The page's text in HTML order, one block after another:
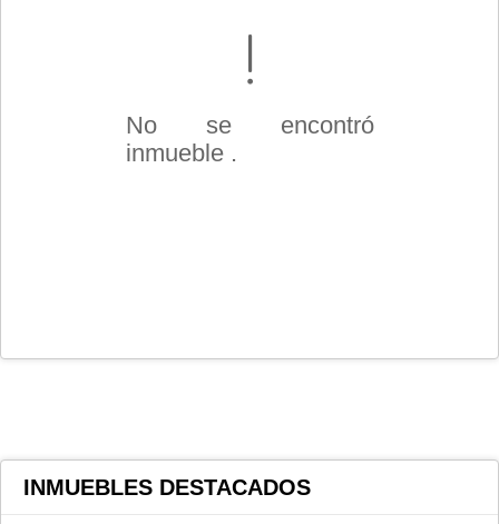
No se encontró
inmueble .
INMUEBLES DESTACADOS